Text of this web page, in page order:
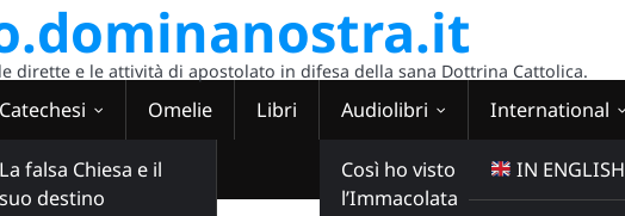
dirette e le attività di apostolato in difesa della sana Dottrina Cattolica.
Catechesi
La falsa Chiesa e il
suo destino
Omelie Libri Audiolibri
Così ho visto
l’Immacolata
International
IN ENGLISH